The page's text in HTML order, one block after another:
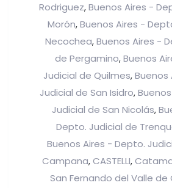
Rodriguez, Buenos Aires -
Morón, Buenos Aires -
Necochea, Buenos Aires -
de Pergamino, Buenos
Judicial de Quilmes, Buenos
Judicial de San Isidro,
Judicial de San Nicolás,
Depto. Judicial de
Buenos Aires - Depto.
Campana, CASTELLI,
San Fernando del Valle